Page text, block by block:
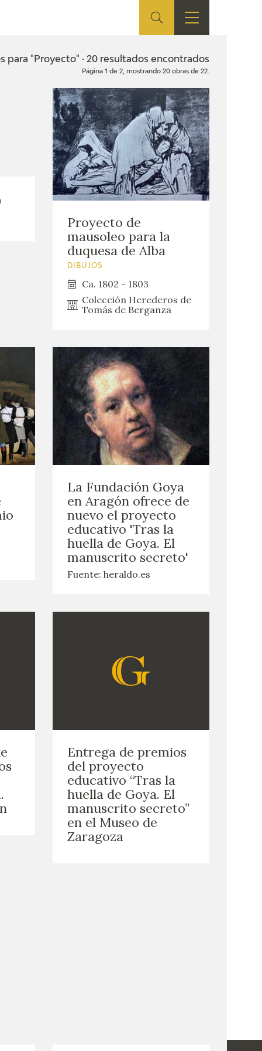
TIENDA EDUCA
RECURSOS
EDUCATIVOS
FICHAS ARASAAC
para "Proyecto" · 20 resultados encontrados
Página 1 de 2, mostrando 20 obras de 22.
Proyecto de
mausoleo para la
duquesa de Alba
DIBUJOS
Ca. 1802 - 1803
Colección Herederos de
Tomás de Berganza
La Fundación Goya
en Aragón ofrece de
nuevo el proyecto
educativo 'Tras la
huella de Goya. El
manuscrito secreto'
Fuente: heraldo.es
Entrega de premios
del proyecto
educativo “Tras la
huella de Goya. El
manuscrito secreto”
en el Museo de
Zaragoza